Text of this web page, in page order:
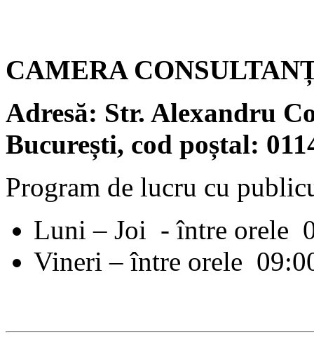
CAMERA
Adresă: Str. Alexandru
București, cod poștal:
Program de lucru cu
Luni – Joi - între orele
Vineri – între orele